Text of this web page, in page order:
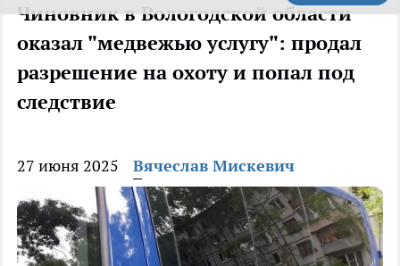
Чиновник в Вологодской области
оказал "медвежью услугу": продал
разрешение на охоту и попал под
следствие
27 июня 2025 Вячеслав Мискевич